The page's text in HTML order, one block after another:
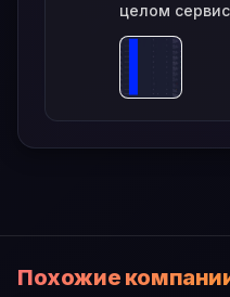
целом
Похожие